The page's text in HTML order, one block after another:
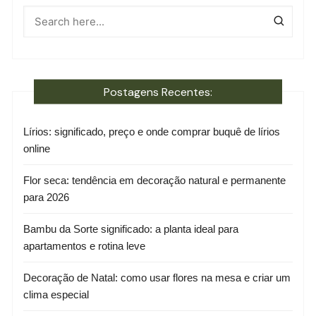
Postagens Recentes:
Lírios: significado, preço e onde comprar buquê de lírios
online
Flor seca: tendência em decoração natural e permanente
para 2026
Bambu da Sorte significado: a planta ideal para
apartamentos e rotina leve
Decoração de Natal: como usar flores na mesa e criar um
clima especial